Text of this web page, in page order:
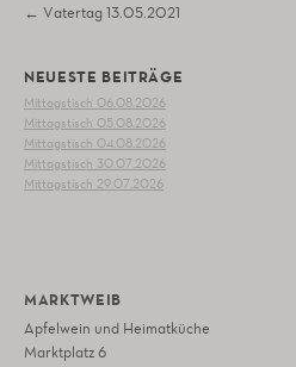
Post navigation
← Vatertag 13.05.2021
NEUESTE BEITRÄGE
Mittagstisch 06.08.2026
Mittagstisch 05.08.2026
Mittagstisch 04.08.2026
Mittagstisch 30.07.2026
Mittagstisch 29.07.2026
MARKTWEIB
Apfelwein und Heimatküche
Marktplatz 6